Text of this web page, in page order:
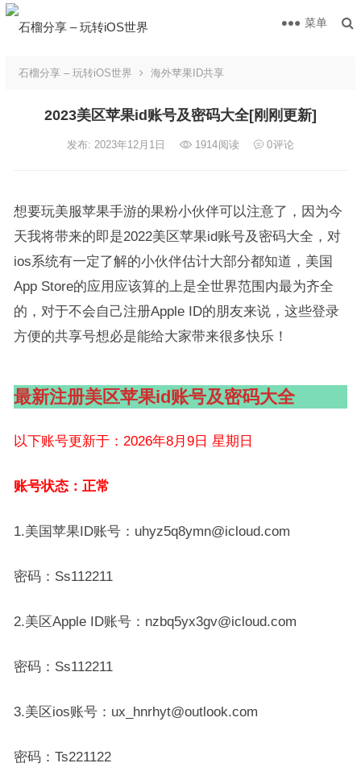
菜单
石榴分享 – 玩转iOS世界 海外苹果ID共享
2023美区苹果id账号及密码大全[刚刚更新]
发布: 2023年12月1日 1914阅读 0评论
想要玩美服苹果手游的果粉小伙伴可以注意了，因为今
天我将带来的即是2022美区苹果id账号及密码大全，对
ios系统有一定了解的小伙伴估计大部分都知道，美国
App Store的应用应该算的上是全世界范围内最为齐全
的，对于不会自己注册Apple ID的朋友来说，这些登录
方便的共享号想必是能给大家带来很多快乐！
最新注册美区苹果id账号及密码大全
以下账号更新于：2026年8月9日 星期日
账号状态：正常
1.美国苹果ID账号：uhyz5q8ymn@icloud.com
密码：Ss112211
2.美区Apple ID账号：nzbq5yx3gv@icloud.com
密码：Ss112211
3.美区ios账号：ux_hnrhyt@outlook.com
密码：Ts221122